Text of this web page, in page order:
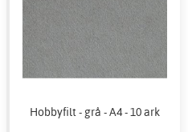
Hobbyfilt - grå - A4 - 10 ark